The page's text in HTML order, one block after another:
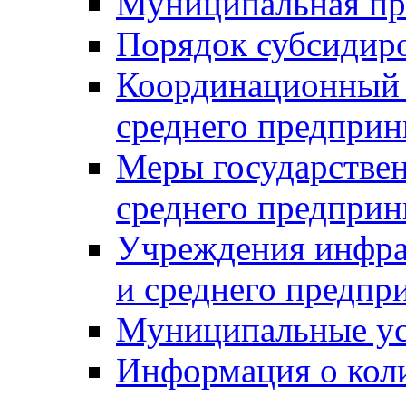
Порядок
Координационный
среднего
Меры
среднего
Учреждения
и среднего
Муниципальные
Информация о